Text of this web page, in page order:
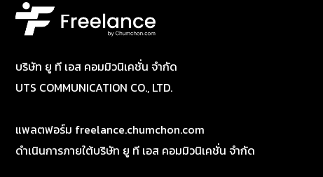
บริษัท ยู ที เอส คอมมิวนิเคชั่น จำกัด
UTS COMMUNICATION CO., LTD.
แพลตฟอร์ม freelance.chumchon.com
ดำเนินการภายใต้บริษัท ยู ที เอส คอมมิวนิเคชั่น จำกัด